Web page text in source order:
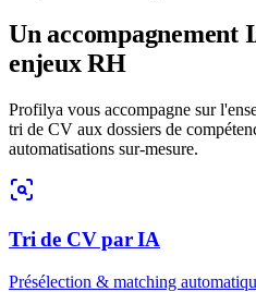
Un accompagnement
enjeux RH
Profilya vous accompagne sur
tri de CV aux dossiers de
automatisations sur-mesure.
Tri de CV par IA
Présélection & matching